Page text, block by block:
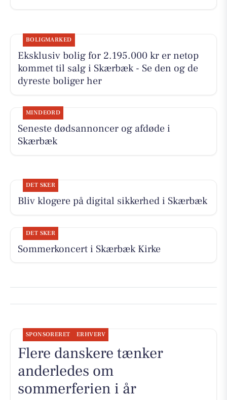
BOLIGMARKED
Eksklusiv bolig for 2.195.000 kr er netop
kommet til salg i Skærbæk - Se den og de
dyreste boliger her
MINDEORD
Seneste dødsannoncer og afdøde i
Skærbæk
DET SKER
Bliv klogere på digital sikkerhed i Skærbæk
DET SKER
Sommerkoncert i Skærbæk Kirke
SPONSORERET ERHVERV
Flere danskere tænker
anderledes om
sommerferien i år